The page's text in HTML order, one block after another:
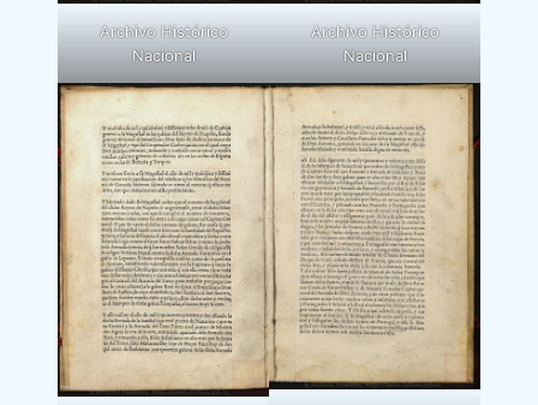
Archivo Histórico
Nacional
Archivo Histórico
Nacional